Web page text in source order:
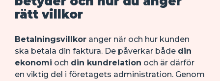
rätt villkor
Betalningsvillkor anger när och hur kunden
ska betala din faktura. De påverkar både din
ekonomi och din kundrelation och är därför
en viktig del i företagets administration. Genom